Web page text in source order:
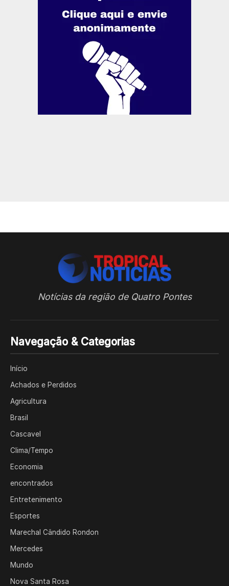
Notícias da região de Quatro Pontes
Navegação & Categorias
Início
Achados e Perdidos
Agricultura
Brasil
Cascavel
Clima/Tempo
Economia
encontrados
Entretenimento
Esportes
Marechal Cândido Rondon
Mercedes
Mundo
Nova Santa Rosa